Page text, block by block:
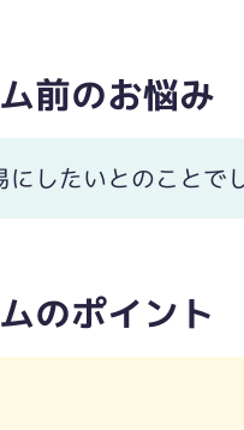
前のお悩み
したいとのことで
のポイント